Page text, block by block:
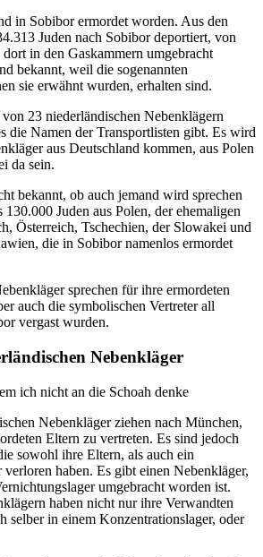
in Sobibor ermordet worden. Aus den
Juden nach Sobibor deportiert, von
in den Gaskammern umgebracht
bekannt, weil die sogenannten
sie erwähnt wurden, erhalten sind.
23 niederländischen Nebenklägern
die Namen der Transportlisten gibt. Es wird
aus Deutschland kommen, aus Polen
da sein.
bekannt, ob auch jemand wird sprechen
Juden aus Polen, der ehemaligen
Österreich, Tschechien, der Slowakei und
die in Sobibor namenlos ermordet
sprechen für ihre ermordeten
auch die symbolischen Vertreter all
vergast wurden.
Nebenkläger
ich nicht an die Schoah denke
Nebenkläger ziehen nach München,
Eltern zu vertreten. Es sind jedoch
sowohl ihre Eltern, als auch ein
haben. Es gibt einen Nebenkläger,
umgebracht worden ist.
haben nicht nur ihre Verwandten
selber in einem Konzentrationslager, oder